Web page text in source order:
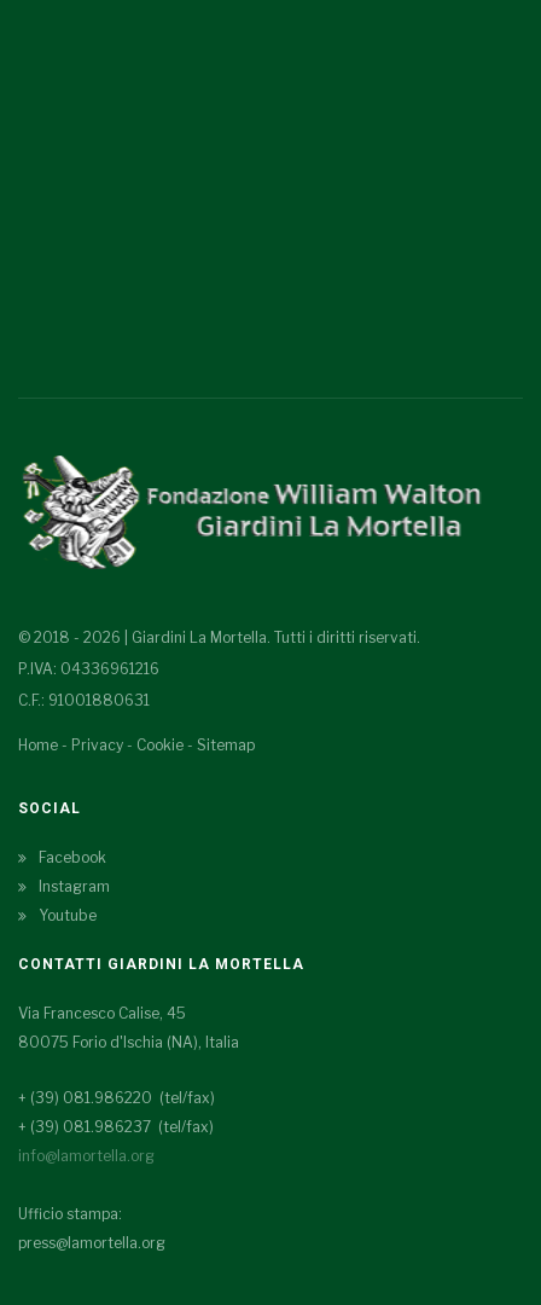
© 2018 - 2026 | Giardini La Mortella. Tutti i diritti riservati.
P.IVA: 04336961216
C.F.: 91001880631
Home - Privacy - Cookie - Sitemap
SOCIAL
Facebook
Instagram
Youtube
CONTATTI GIARDINI LA MORTELLA
Via Francesco Calise, 45
80075 Forio d'Ischia (NA), Italia
+ (39) 081.986220 (tel/fax)
+ (39) 081.986237 (tel/fax)
info@lamortella.org
Ufficio stampa:
press@lamortella.org